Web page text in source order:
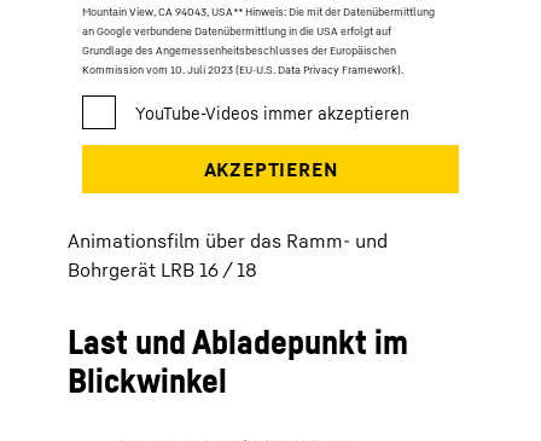
Mountain View, CA 94043, USA** Hinweis: Die mit der Datenübermittlung
an Google verbundene Datenübermittlung in die USA erfolgt auf
Grundlage des Angemessenheitsbeschlusses der Europäischen
Kommission vom 10. Juli 2023 (EU-U.S. Data Privacy Framework).
Animationsfilm über das Ramm- und
Bohrgerät LRB 16 / 18
Last und Abladepunkt im
Blickwinkel